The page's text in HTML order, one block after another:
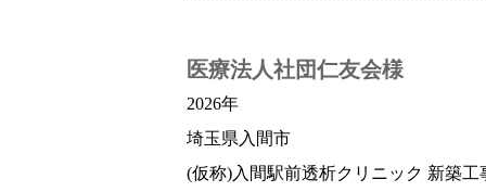
医療法人社団仁友会様
2026年
埼玉県入間市
(仮称)入間駅前透析クリニック 新築工